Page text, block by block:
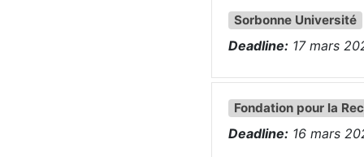
Sorbonne Université
Deadline: 17 mars
Fondation pour la
Deadline: 16 mars